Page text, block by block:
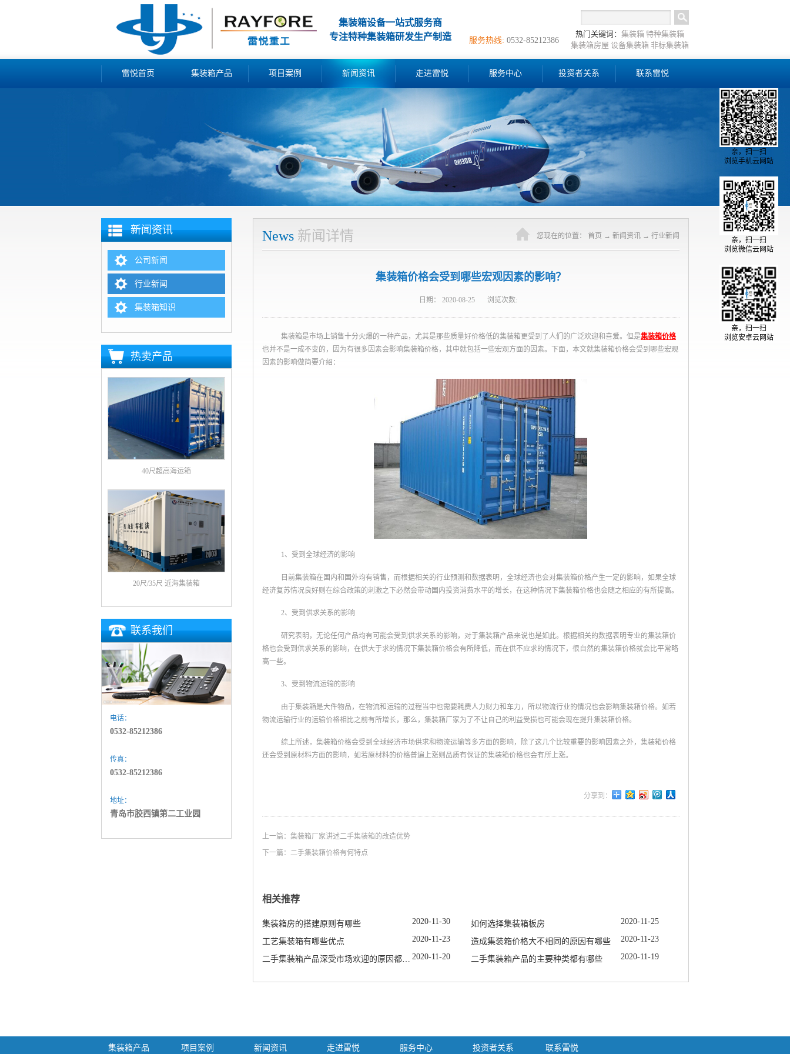
集装箱设备一站式服务商
专注特种集装箱研发生产制造
热门关键词： 集装箱 特种集装箱
集装箱房屋 设备集装箱 非标集装箱
服务热线: 0532-85212386
雷悦首页 集装箱产品 项目案例 新闻资讯 走进雷悦 服务中心 投资者关系 联系雷悦
新闻资讯
公司新闻
行业新闻
集装箱知识
热卖产品
40尺超高海运箱
20尺/35尺 近海集装箱
联系我们
电话：
0532-85212386
传真：
0532-85212386
地址：
青岛市胶西镇第二工业园
News 新闻详情 您现在的位置： 首页 → 新闻资讯 → 行业新闻
集装箱价格会受到哪些宏观因素的影响？
日期： 2020-08-25 浏览次数:
集装箱是市场上销售十分火爆的一种产品，尤其是那些质量好价格低的集装箱更受到了人们的广泛欢迎和喜爱。但是集装箱价格
也并不是一成不变的，因为有很多因素会影响集装箱价格，其中就包括一些宏观方面的因素。下面，本文就集装箱价格会受到哪些宏观
因素的影响做简要介绍：
1、受到全球经济的影响
目前集装箱在国内和国外均有销售，而根据相关的行业预测和数据表明，全球经济也会对集装箱价格产生一定的影响，如果全球
经济复苏情况良好则在综合政策的刺激之下必然会带动国内投资消费水平的增长，在这种情况下集装箱价格也会随之相应的有所提高。
2、受到供求关系的影响
研究表明，无论任何产品均有可能会受到供求关系的影响，对于集装箱产品来说也是如此。根据相关的数据表明专业的集装箱价
格‍也会受到供求关系的影响，在供大于求的情况下集装箱价格会有所降低，而在供不应求的情况下，很自然的集装箱价格就会比平常略
高一些。
3、受到物流运输的影响
由于集装箱是大件物品，在物流和运输的过程当中也需要耗费人力财力和车力，所以物流行业的情况也会影响集装箱价格。如若
物流运输行业的运输价格相比之前有所增长，那么，集装箱厂家为了不让自己的利益受损也可能会现在提升集装箱价格。
综上所述，集装箱价格会受到全球经济市场供求和物流运输等多方面的影响，除了这几个比较重要的影响因素之外，集装箱价格
还会受到原材料方面的影响，如若原材料的价格普遍上涨则品质有保证的集装箱价格‍也会有所上涨。
上一篇： 集装箱厂家讲述二手集装箱的改造优势
下一篇： 二手集装箱价格有何特点
相关推荐
集装箱房的搭建原则有哪些 2020-11 -30 如何选择集装箱板房 2020-11 -25
工艺集装箱有哪些优点 2020-11 -23 造成集装箱价格大不相同的原因有哪些 2020-11 -23
2020-11 -20 二手集装箱产品的主要种类都有哪些 2020-11 -19
集装箱产品 项目案例 新闻资讯 走进雷悦 服务中心 投资者关系 联系雷悦
亲，扫一扫
浏览手机云网站
亲，扫一扫
浏览微信云网站
亲，扫一扫
浏览安卓云网站